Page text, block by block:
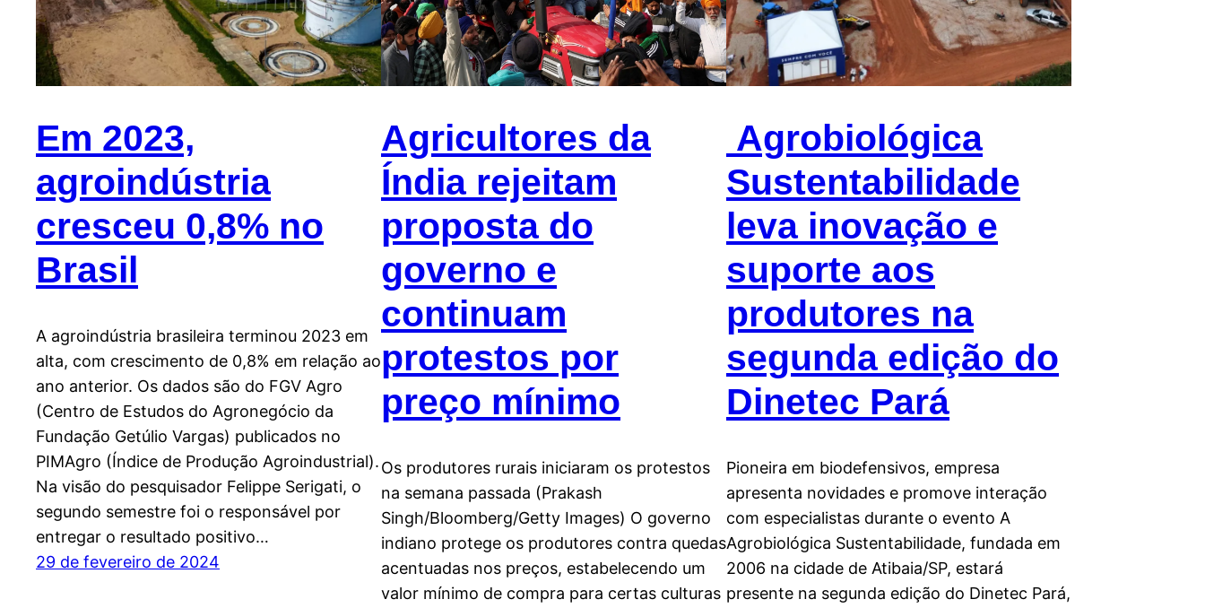
Em 2023,
agroindústria
cresceu 0,8% no
Brasil
A agroindústria brasileira terminou 2023 em
alta, com crescimento de 0,8% em relação ao
ano anterior. Os dados são do FGV Agro
(Centro de Estudos do Agronegócio da
Fundação Getúlio Vargas) publicados no
PIMAgro (Índice de Produção Agroindustrial).
Na visão do pesquisador Felippe Serigati, o
segundo semestre foi o responsável por
entregar o resultado positivo…
29 de fevereiro de 2024
Agricultores da
Índia rejeitam
proposta do
governo e
continuam
protestos por
preço mínimo
Os produtores rurais iniciaram os protestos
na semana passada (Prakash
Singh/Bloomberg/Getty Images) O governo
indiano protege os produtores contra quedas
acentuadas nos preços, estabelecendo um
valor mínimo de compra para certas culturas
Agrobiológica
Sustentabilidade
leva inovação e
suporte aos
produtores na
segunda edição do
Dinetec Pará
Pioneira em biodefensivos, empresa
apresenta novidades e promove interação
com especialistas durante o evento A
Agrobiológica Sustentabilidade, fundada em
2006 na cidade de Atibaia/SP, estará
presente na segunda edição do Dinetec Pará,